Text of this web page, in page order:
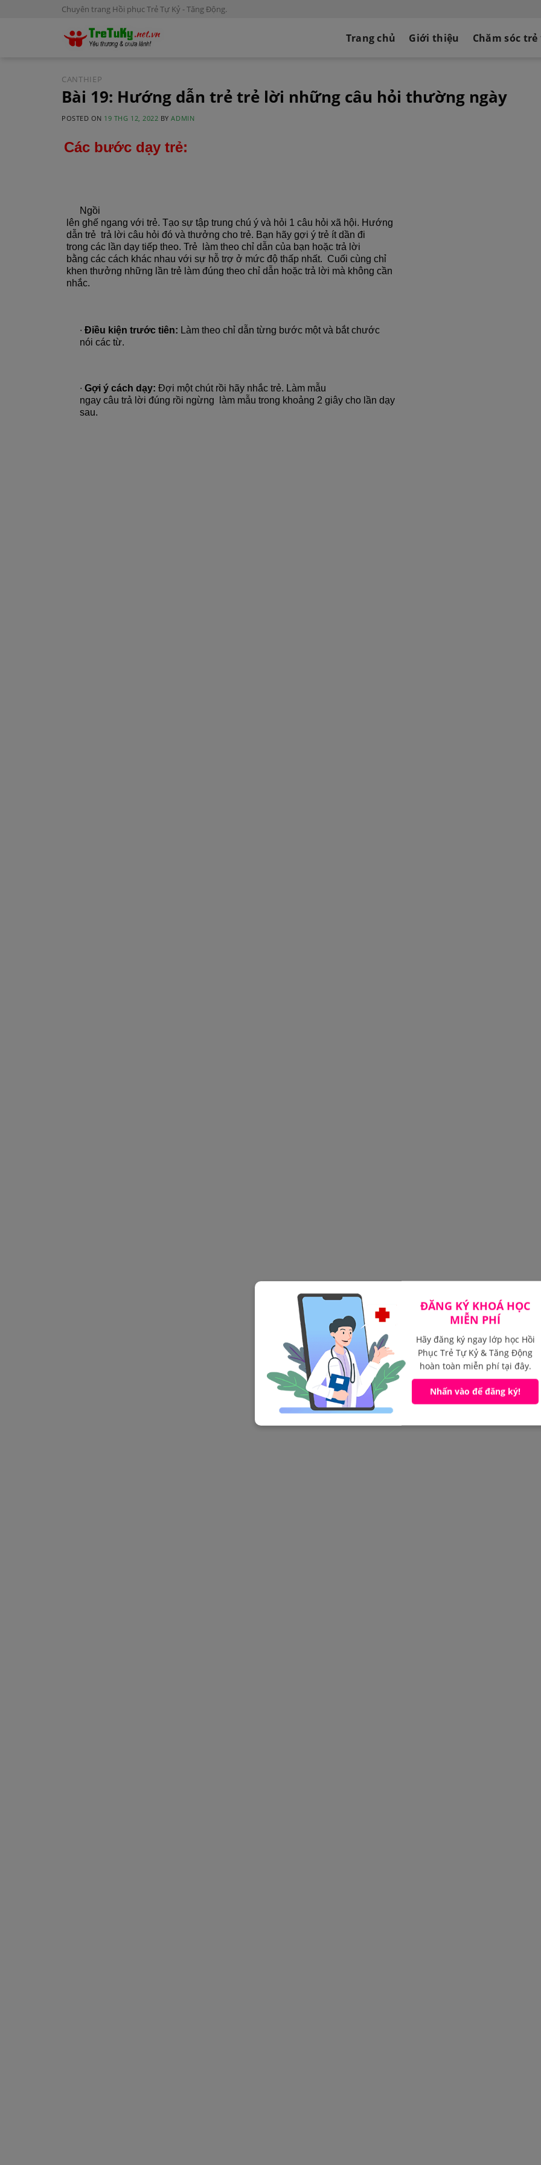
Chuyên trang Hồi phục Trẻ Tự Kỷ - Tăng Động.
Trang chủ Giới thiệu Chăm sóc trẻ
CANTHIEP
Bài 19: Hướng dẫn trẻ trẻ lời những câu hỏi thường ngày
POSTED ON 19 THG 12, 2022 BYADMIN
Các bước dạy trẻ:
Ngồi
lên ghế ngang với trẻ. Tạo sự tập trung chú ý và hỏi 1 câu hỏi xã hội. Hướng
dẫn trẻ trả lời câu hỏi đó và thưởng cho trẻ. Bạn hãy gợi ý trẻ ít dần đi
trong các lần dạy tiếp theo. Trẻ làm theo chỉ dẫn của bạn hoặc trả lời
bằng các cách khác nhau với sự hỗ trợ ở mức độ thấp nhất. Cuối cùng chỉ
khen thưởng những lần trẻ làm đúng theo chỉ dẫn hoặc trả lời mà không cần
nhắc.
∙ Điều kiện trước tiên: Làm theo chỉ dẫn từng bước một và bắt chước
nói các từ.
∙ Gợi ý cách dạy: Đợi một chút rồi hãy nhắc trẻ. Làm mẫu
ngay câu trả lời đúng rồi ngừng làm mẫu trong khoảng 2 giây cho lần dạy
sau.
ĐĂNG KÝ KHOÁ HỌC
MIỄN PHÍ
Hãy đăng ký ngay lớp học Hồi
Phục Trẻ Tự Kỷ & Tăng Động
hoàn toàn miễn phí tại đây.
Nhấn vào để đăng ký!